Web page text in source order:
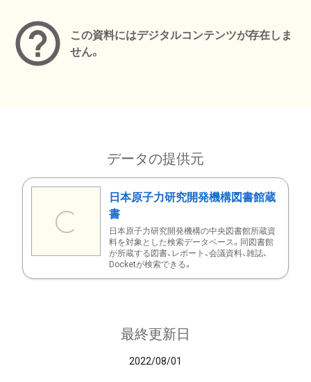
この資料にはデジタルコンテンツが存在しま
せん。
データの提供元
日本原子力研究開発機構図書館蔵
書
日本原子力研究開発機構の中央図書館所蔵資
料を対象とした検索データベース。同図書館
が所蔵する図書、レポート、会議資料、雑誌、
Docketが検索できる。
最終更新日
2022/08/01